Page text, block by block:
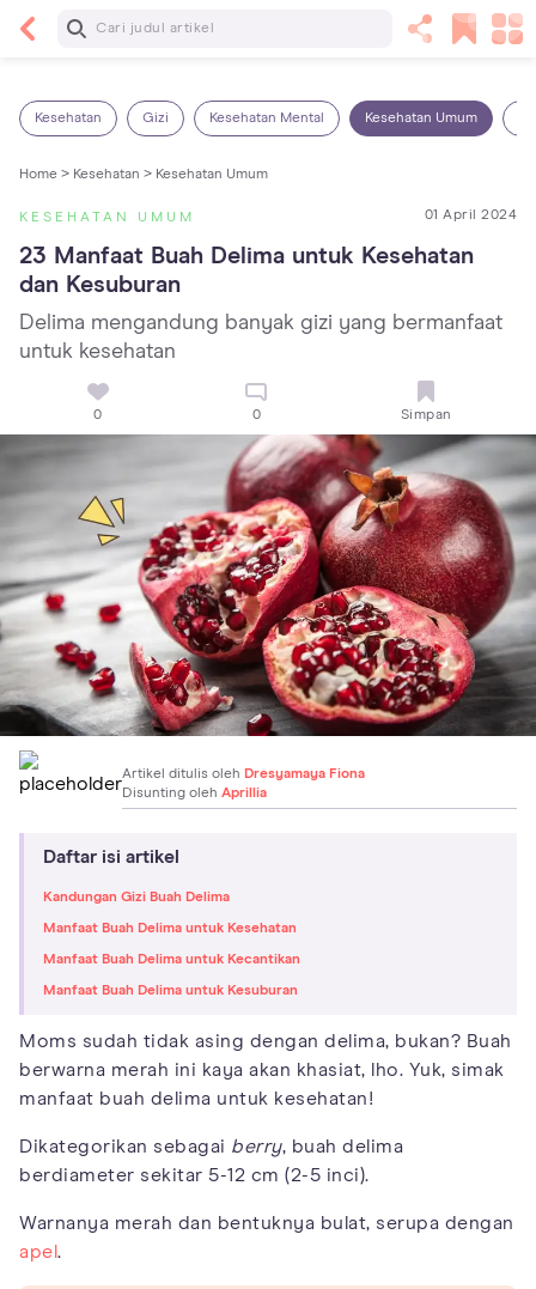
Baca Selanjutnya
Kesehatan Gizi Kesehatan Mental Kesehatan Umum
Home > Kesehatan > Kesehatan Umum
KESEHATAN UMUM 01 April 2024
23 Manfaat Buah Delima untuk Kesehatan
dan Kesuburan
Delima mengandung banyak gizi yang bermanfaat
untuk kesehatan
0 0 Simpan
Artikel ditulis oleh Dresyamaya Fiona
Disunting oleh Aprillia
Daftar isi artikel
Kandungan Gizi Buah Delima
Manfaat Buah Delima untuk Kesehatan
Manfaat Buah Delima untuk Kecantikan
Manfaat Buah Delima untuk Kesuburan
Moms sudah tidak asing dengan delima, bukan? Buah
berwarna merah ini kaya akan khasiat, lho. Yuk, simak
manfaat buah delima untuk kesehatan!
Dikategorikan sebagai berry, buah delima
berdiameter sekitar 5-12 cm (2-5 inci).
Warnanya merah dan bentuknya bulat, serupa dengan
apel.